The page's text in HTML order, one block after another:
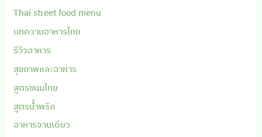
Thai street food menu
บทความอาหารไทย
รีวิวอาหาร
สุขภาพและอาหาร
สูตรขนมไทย
สูตรน้ำพริก
อาหารจานเดียว